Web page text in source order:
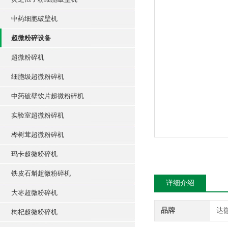
中药细胞破壁机
超微粉碎设备
超微粉碎机
细胞级超微粉碎机
中药破壁饮片超微粉碎机
实验室超微粉碎机
桦树茸超微粉碎机
玛卡超微粉碎机
铁皮石斛超微粉碎机
大枣超微粉碎机
枸杞超微粉碎机
详细介绍
品牌 达